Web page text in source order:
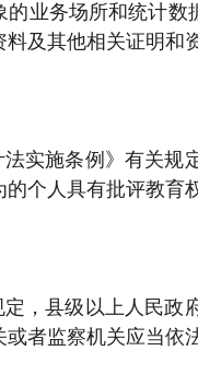
的业务场所和统计
及其他相关证明
实施条例》有关规
个人具有批评教育
，县级以上人民政
或者监察机关应当